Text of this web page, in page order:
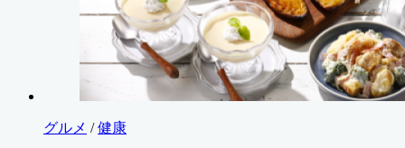
グルメ /健康